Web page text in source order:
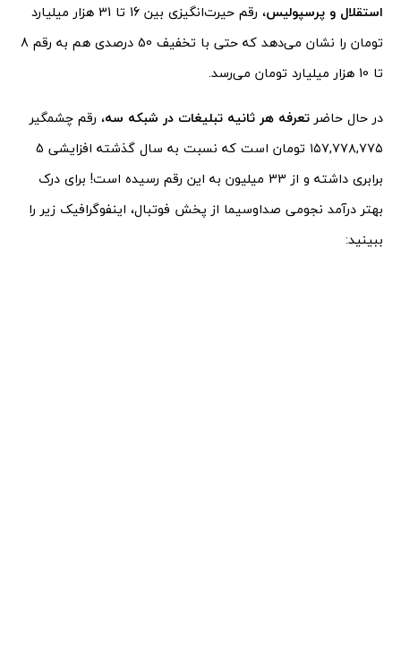
استقلال و پرسپولیس
، رقم حیرت‌انگیزی بین 16 تا 31 هزار میلیارد
تومان را نشان می‌دهد که حتی با تخفیف 50 درصدی هم به رقم 8
تا 10 هزار میلیارد تومان می‌رسد.
در حال حاضرتعرفه هر ثانیه تبلیغات در شبکه سه، رقم چشمگیر
۱۵۷,۷۷۸,۷۷۵ تومان است که نسبت به سال گذشته افزایشی 5
برابری داشته و از 33 میلیون به این رقم رسیده است! برای درک
بهتر درآمد نجومی صداوسیما از پخش فوتبال، اینفوگرافیک زیر را
ببینید: